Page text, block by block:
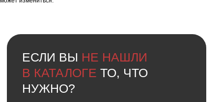
Ответы начастые вопросы